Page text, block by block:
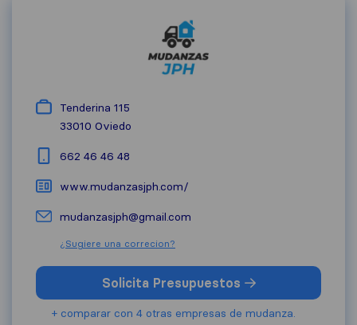
Tenderina 115
33010 Oviedo
662 46 46 48
www.mudanzasjph.com/
mudanzasjph@gmail.com
¿Sugiere una correcion?
Solicita Presupuestos
+ comparar con 4 otras empresas de mudanza.